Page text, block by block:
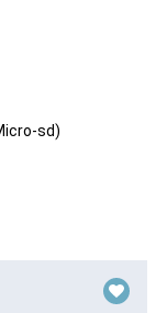
sd)